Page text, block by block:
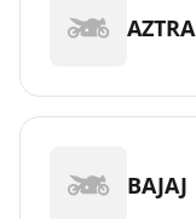
BAJAJ